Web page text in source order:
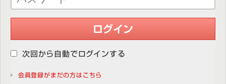
ログイン
次回から自動でログインする
会員登録がまだの方はこちら